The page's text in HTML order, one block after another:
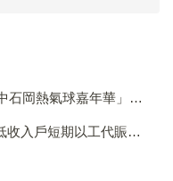
氣球嘉年華」活動訊息
期以工代賑人員徵才公告